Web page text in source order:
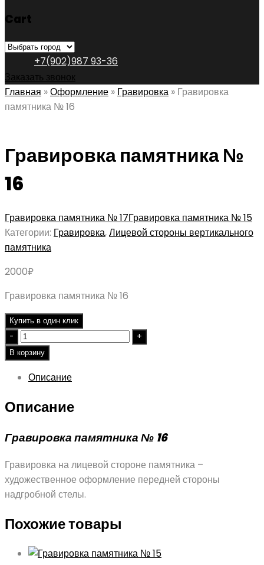
Cart
+7(902)987 93-36
Заказать звонок
Главная »Оформление » Гравировка » Гравировка
памятника № 16
Гравировка памятника №
16
Гравировка памятника № 17Гравировка памятника № 15
Категории: Гравировка,Лицевой стороны вертикального
памятника
2000₽
Гравировка памятника № 16
Купить в один клик
Quantity
В корзину
Описание
Описание
Гравировка памятника № 16
Гравировка на лицевой стороне памятника –
художественное оформление передней стороны
надгробной стелы.
Похожие товары